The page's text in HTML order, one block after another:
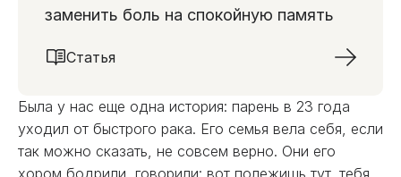
заменить боль на спокойную память
Статья
Была у нас еще одна история: парень в 23 года
уходил от быстрого рака. Его семья вела себя, если
так можно сказать, не совсем верно. Они его
хором бодрили, говорили: вот полежишь тут, тебя